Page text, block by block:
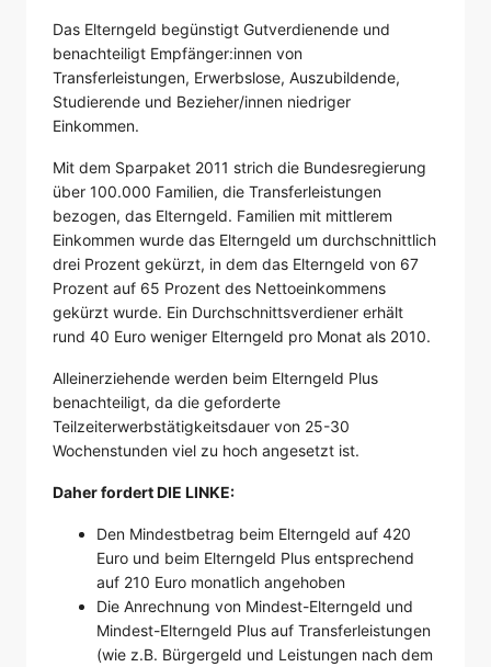
Das Elterngeld begünstigt Gutverdienende und
benachteiligt Empfänger:innen von
Transferleistungen, Erwerbslose, Auszubildende,
Studierende und Bezieher/innen niedriger
Einkommen.
Mit dem Sparpaket 2011 strich die Bundesregierung
über 100.000 Familien, die Transferleistungen
bezogen, das Elterngeld. Familien mit mittlerem
Einkommen wurde das Elterngeld um durchschnittlich
drei Prozent gekürzt, in dem das Elterngeld von 67
Prozent auf 65 Prozent des Nettoeinkommens
gekürzt wurde. Ein Durchschnittsverdiener erhält
rund 40 Euro weniger Elterngeld pro Monat als 2010.
Alleinerziehende werden beim Elterngeld Plus
benachteiligt, da die geforderte
Teilzeiterwerbstätigkeitsdauer von 25-30
Wochenstunden viel zu hoch angesetzt ist.
Daher fordert DIE LINKE:
Den Mindestbetrag beim Elterngeld auf 420
Euro und beim Elterngeld Plus entsprechend
auf 210 Euro monatlich angehoben
Die Anrechnung von Mindest-Elterngeld und
Mindest-Elterngeld Plus auf Transferleistungen
(wie z.B. Bürgergeld und Leistungen nach dem